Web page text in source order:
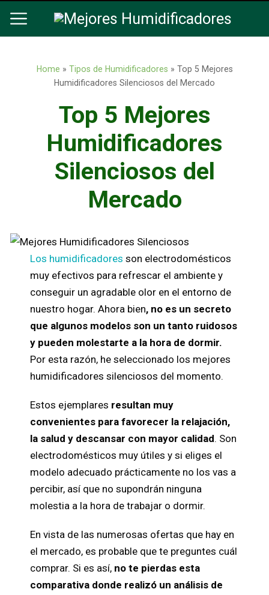
Home » Tipos de Humidificadores » Top 5 Mejores
Humidificadores Silenciosos del Mercado
Top 5 Mejores
Humidificadores
Silenciosos del
Mercado
Los humidificadores son electrodomésticos
muy efectivos para refrescar el ambiente y
conseguir un agradable olor en el entorno de
nuestro hogar. Ahora bien, no es un secreto
que algunos modelos son un tanto ruidosos
y pueden molestarte a la hora de dormir.
Por esta razón, he seleccionado los mejores
humidificadores silenciosos del momento.
Estos ejemplares resultan muy
convenientes para favorecer la relajación,
la salud y descansar con mayor calidad. Son
electrodomésticos muy útiles y si eliges el
modelo adecuado prácticamente no los vas a
percibir, así que no supondrán ninguna
molestia a la hora de trabajar o dormir.
En vista de las numerosas ofertas que hay en
el mercado, es probable que te preguntes cuál
comprar. Si es así, no te pierdas esta
comparativa donde realizó un análisis de